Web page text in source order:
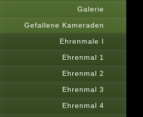
Galerie
Gefallene Kameraden
Ehrenmale I
Ehrenmal 1
Ehrenmal 2
Ehrenmal 3
Ehrenmal 4